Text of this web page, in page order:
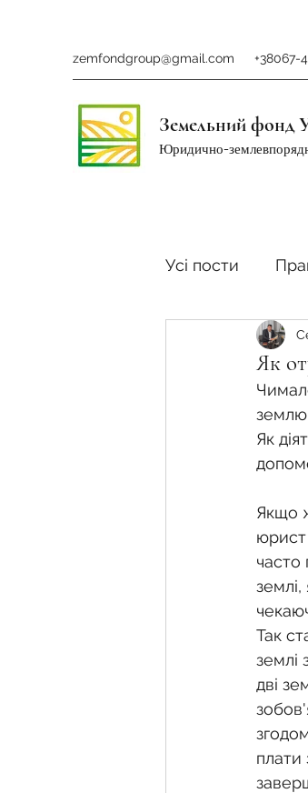
zemfondgroup@gmail.com +38067-
Земельний фонд
Юридично-
Усі пости
Ринок землі
Фермерське
Сервітут
Загальні
Як
землю
Як
Якщо
юрист
часто
Так
землі
дві
плати